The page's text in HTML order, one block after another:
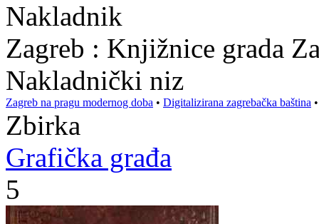
Nakladnik
Zagreb : Knjižnice grada
Nakladnički niz
Zagreb na pragu modernog doba • Digitalizirana zagrebačka baština
Zbirka
Grafička građa
5